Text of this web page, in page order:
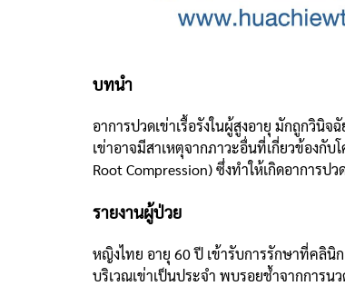
บทนำ
อาการปวดเข่าเรื้อรังในผู้สูงอายุ มักถูกวินิ
เข่าอาจมีสาเหตุจากภาวะอื่นที่เกี่ยวข้องกั
Root Compression) ซึ่งทำให้เกิดอาการปว
รายงานผู้ป่วย
หญิงไทย อายุ 60 ปี เข้ารับการรักษาที่คลินิ
บริเวณเข่าเป็นประจำ พบรอยช้ำจากการน